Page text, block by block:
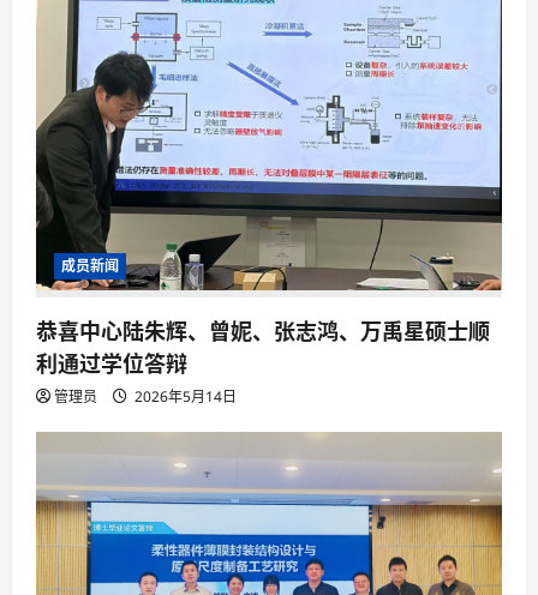
成员新闻
恭喜中心陆朱辉、曾妮、张志鸿、万禹星硕士顺
利通过学位答辩
管理员 2026年5月14日